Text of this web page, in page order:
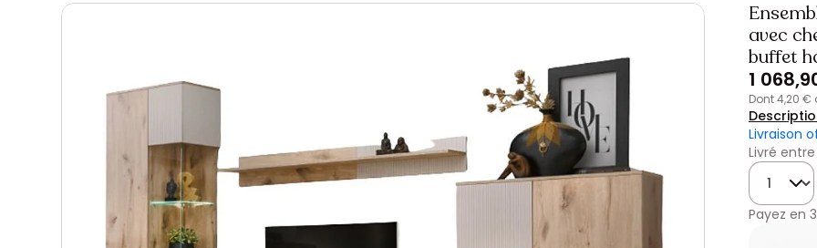
avec
buffet
1
dont 4,20
Livraison
Livré
Quantité
Payez en